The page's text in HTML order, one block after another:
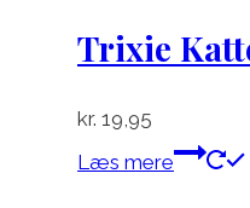
Trixie
kr. 19,95
Læs mere